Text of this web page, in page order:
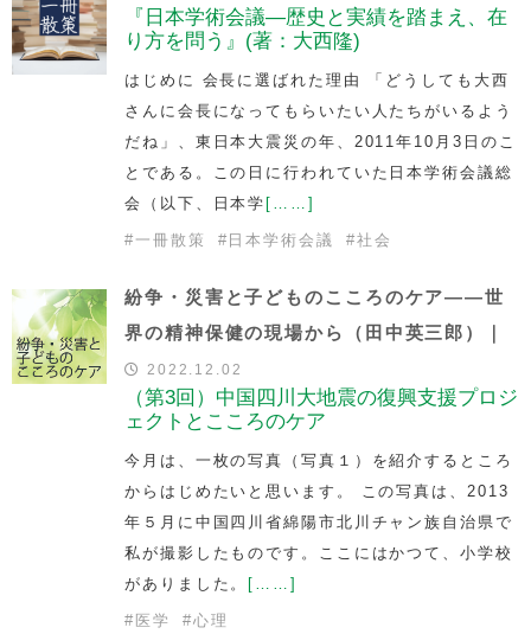
『日本学術会議―歴史と実績を踏まえ、在
り方を問う』(著：大西隆)
はじめに 会長に選ばれた理由 「どうしても大西
さんに会長になってもらいたい人たちがいるよう
だね」、東日本大震災の年、2011年10月3日のこ
とである。この日に行われていた日本学術会議総
会（以下、日本学 [……]
# 一冊散策 # 日本学術会議 #社会
紛争・災害と子どものこころのケア――世
界の精神保健の現場から（田中英三郎）｜
2022.12.02
（第3回）中国四川大地震の復興支援プロジ
ェクトとこころのケア
今月は、一枚の写真（写真１）を紹介するところ
からはじめたいと思います。 この写真は、2013
年５月に中国四川省綿陽市北川チャン族自治県で
私が撮影したものです。ここにはかつて、小学校
がありました。 [……]
# 医学 #心理